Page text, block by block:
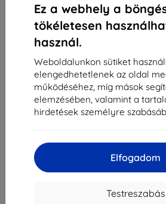
Ez a webhely a
tökéletesen
használ.
Weboldalunkon sütiket
elengedhetetlenek az oldal
működéséhez, míg mások
elemzésében, valamint a
hirdetések személyre
Elfogadom
Testreszabás
1 251 Ft
Utolsó darab raktáron
Összes találat6.